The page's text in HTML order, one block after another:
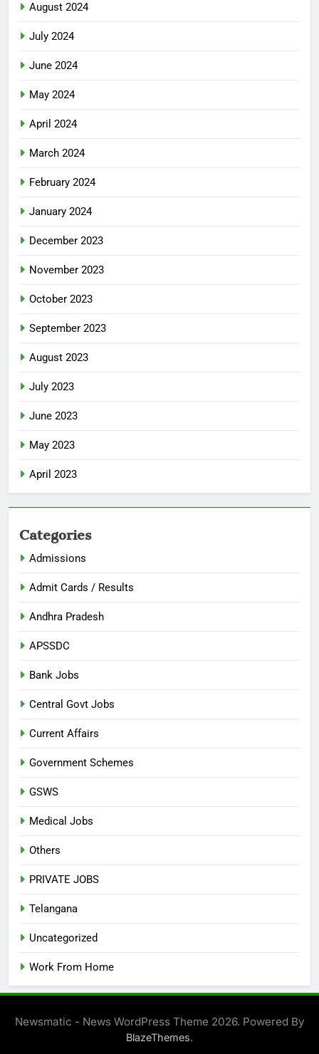
August 2024
July 2024
June 2024
May 2024
April 2024
March 2024
February 2024
January 2024
December 2023
November 2023
October 2023
September 2023
August 2023
July 2023
June 2023
May 2023
April 2023
Categories
Admissions
Admit Cards / Results
Andhra Pradesh
APSSDC
Bank Jobs
Central Govt Jobs
Current Affairs
Government Schemes
GSWS
Medical Jobs
Others
PRIVATE JOBS
Telangana
Uncategorized
Work From Home
Newsmatic - News WordPress Theme 2026. Powered By
BlazeThemes.